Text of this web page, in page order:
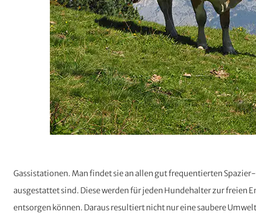
Gassistationen. Man findet sie an allen gut frequentierten
ausgestattet sind. Diese werden für jeden Hundehalter zur
entsorgen können. Daraus resultiert nicht nur eine saubere